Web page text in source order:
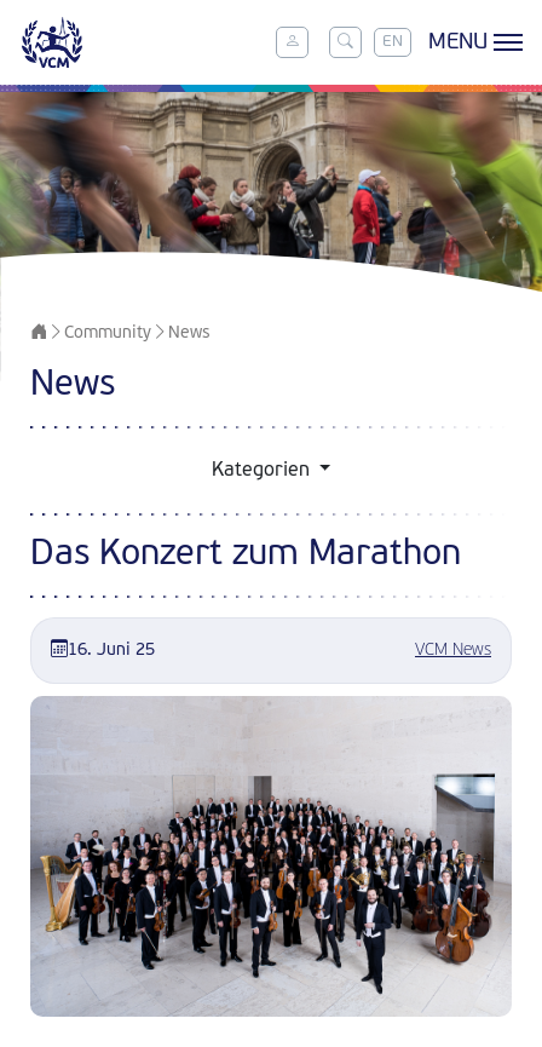
EN MENU
Community News
News
Kategorien
Das Konzert zum Marathon
16. Juni 25 VCM News